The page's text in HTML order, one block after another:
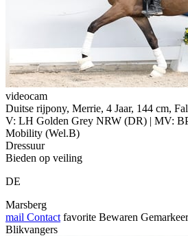
videocam
Duitse rijpony, Merrie, 4 Jaar, 144 cm,
V: LH Golden Grey NRW (DR) | MV:
Mobility (Wel.B)
Dressuur
Bieden op veiling
DE
Marsberg
mail Contact favorite Bewaren
Blikvangers